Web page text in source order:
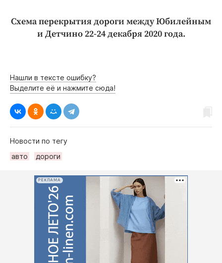
Схема перекрытия дороги между Юбилейным
и Детчино 22-24 декабря 2020 года.
Нашли в тексте ошибку?
Выделите её и нажмите сюда!
Новости по тегу
авто
дороги
РЕКЛАМА